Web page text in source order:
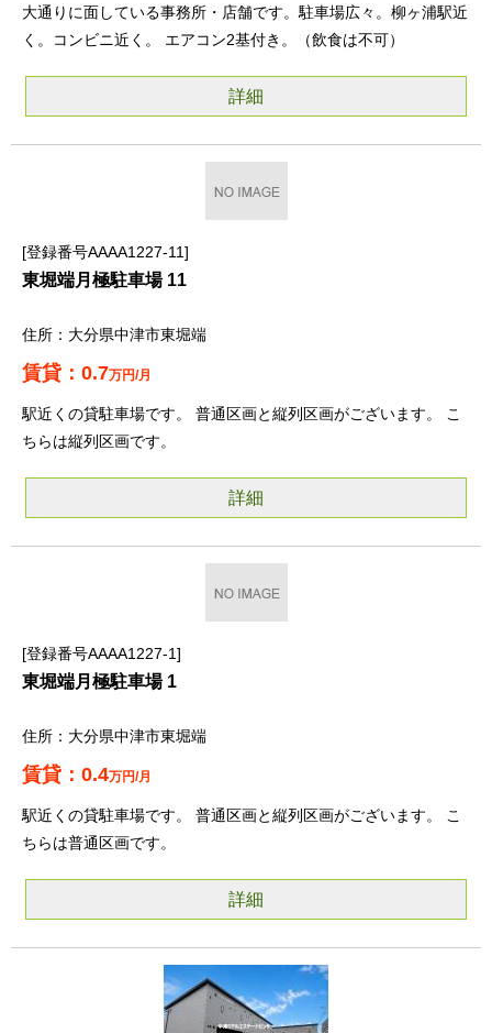
大通りに面している事務所・店舗です。駐車場広々。柳ヶ浦駅近
く。コンビニ近く。 エアコン2基付き。（飲食は不可）
詳細
登録番号AAAA1227-11
東堀端月極駐車場 11
大分県中津市東堀端
0.7万円/月
駅近くの貸駐車場です。 普通区画と縦列区画がございます。 こ
ちらは縦列区画です。
詳細
登録番号AAAA1227-1
東堀端月極駐車場 1
大分県中津市東堀端
0.4万円/月
駅近くの貸駐車場です。 普通区画と縦列区画がございます。 こ
ちらは普通区画です。
詳細